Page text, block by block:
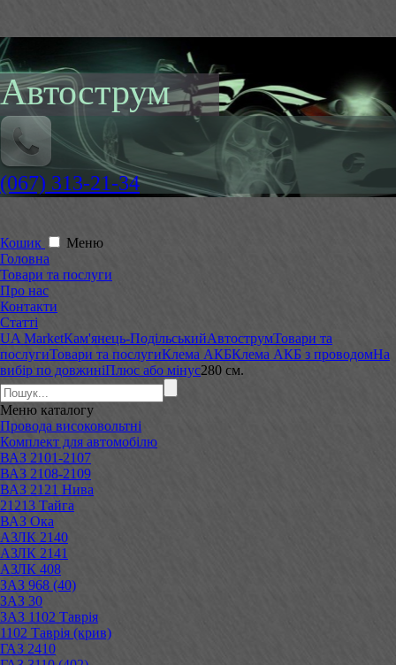
Автострум
(067) 313-21-34
Кошик
Меню
Головна
Товари та послуги
Про нас
Контакти
Статті
UA MarketКам'янець-ПодільськийАвтострумТовари та
послугиТовари та послугиКлема АКБКлема АКБ з проводомНа
вибір по довжиніПлюс або мінус280 см.
Меню каталогу
Провода високовольтні
Комплект для автомобілю
ВАЗ 2101-2107
ВАЗ 2108-2109
ВАЗ 2121 Нива
21213 Тайга
ВАЗ Ока
АЗЛК 2140
АЗЛК 2141
АЗЛК 408
ЗАЗ 968 (40)
ЗАЗ 30
ЗАЗ 1102 Таврія
1102 Таврія (крив)
ГАЗ 2410